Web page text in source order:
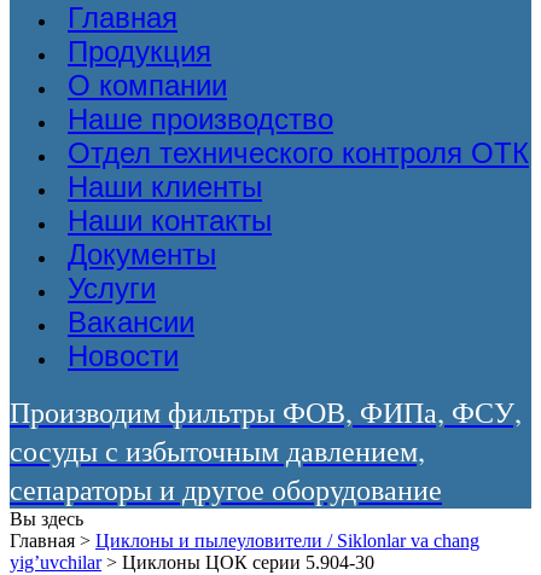
Главная
Продукция
О компании
Наше производство
Отдел технического контроля ОТК
Наши клиенты
Наши контакты
Документы
Услуги
Вакансии
Новости
Производим фильтры ФОВ, ФИПа, ФСУ,
сосуды с избыточным давлением,
сепараторы и другое оборудование
Вы здесь
Главная > Циклоны и пылеуловители / Siklonlar va chang
yig’uvchilar > Циклоны ЦОК серии 5.904-30